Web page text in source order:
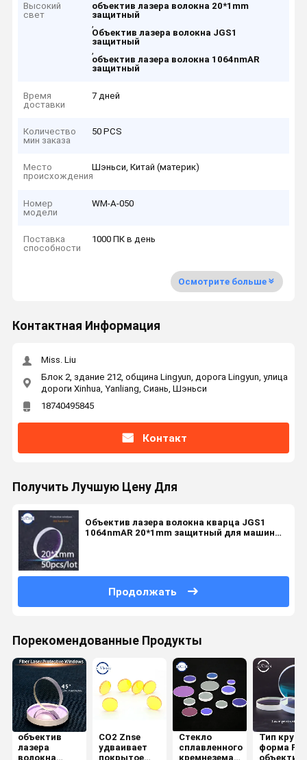
Высокий
свет
объектив лазера волокна 20*1mm
защитный
,
Объектив лазера волокна JGS1
защитный
,
объектив лазера волокна 1064nmAR
защитный
Время
доставки
7 дней
Количество
мин заказа
50 PCS
Место
происхождения
Шэньси, Китай (материк)
Номер
модели
WM-A-050
Поставка
способности
1000 ПК в день
Осмотрите больше
Контактная Информация
Miss. Liu
Блок 2, здание 212, община Lingyun, дорога Lingyun, улица
дороги Xinhua, Yanliang, Сиань, Шэньси
18740495845
Контакт
Получить Лучшую Цену Для
Объектив лазера волокна кварца JGS1
1064nmAR 20*1mm защитный для машины
Продолжать
Порекомендованные Продукты
объектив
лазера
волокна
СО2 Znse
удваивает
покрытое
Стекло
сплавленного
кремнезема
Тип
форма